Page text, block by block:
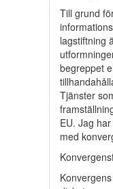
Till grund
lagstiftning
begreppet
Tjänster
EU. Jag
med